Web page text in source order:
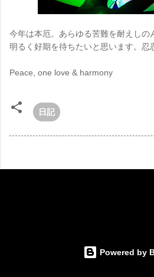
今年は本厄。あらゆる苦難を耐えしの
明るく好期を待ちたいと思います。忍
Peace, one love & harmony
日記
Powered by